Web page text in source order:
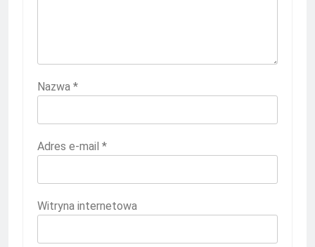
Nazwa *
Adres e-mail *
Witryna internetowa